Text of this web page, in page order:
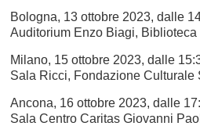
Bologna, 13 ottobre 2023, dalle
Auditorium Enzo Biagi,
Milano, 15 ottobre 2023, dalle
Sala Ricci, Fondazione
Ancona, 16 ottobre 2023, dalle
Sala Centro Caritas Giovanni